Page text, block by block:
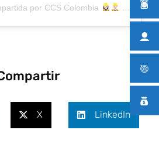
por CCS Colombia
X LinkedIn